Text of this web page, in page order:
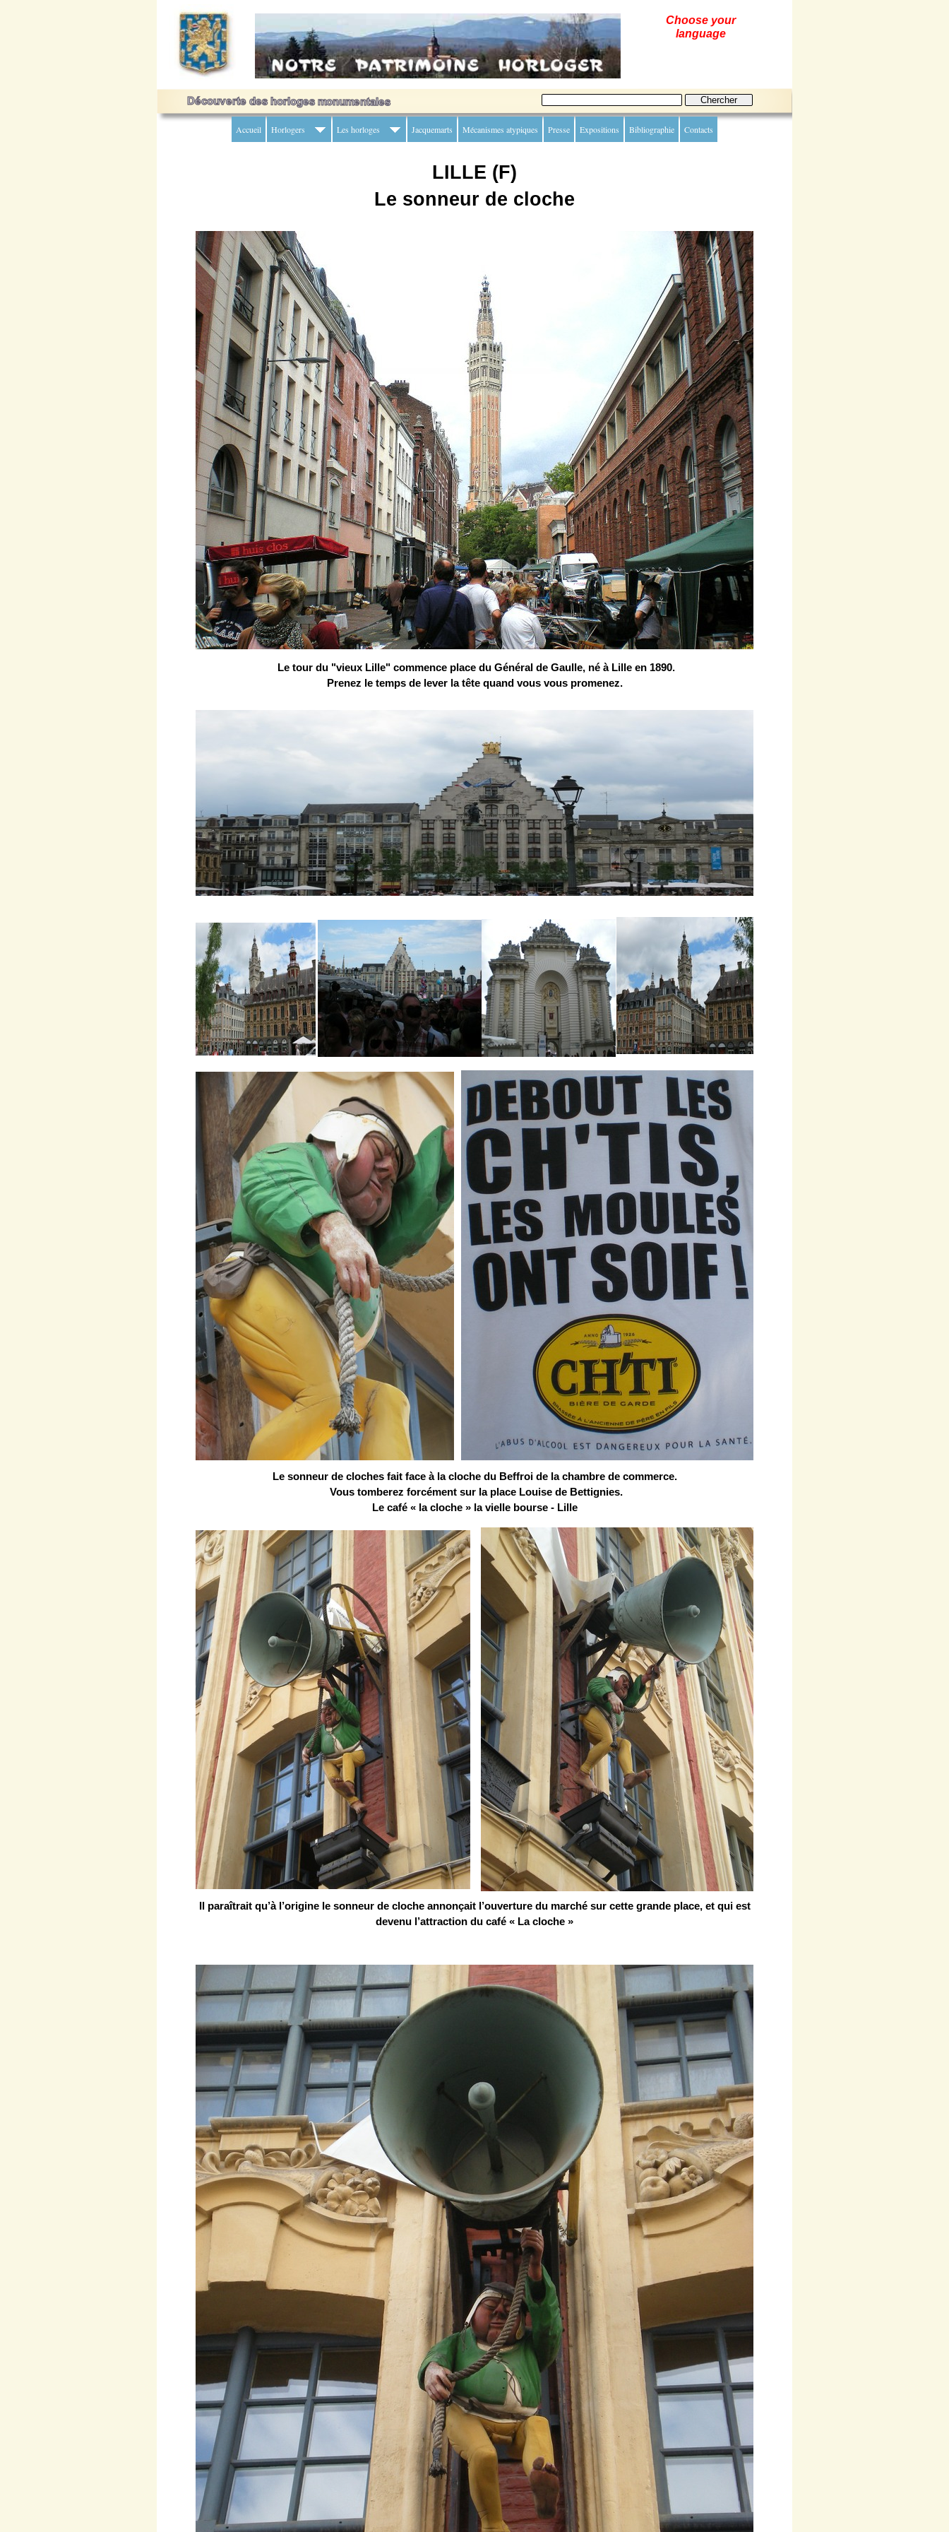
Accueil Horlogers Les horloges Jacquemarts Mécanismes atypiques Presse Expositions Bibliographie Contacts
Choose your
language
Le tour du "vieux Lille" commence place du Général de Gaulle, né à Lille en 1890.
Prenez le temps de lever la tête quand vous vous promenez.
Le sonneur de cloches fait face à la cloche du Beffroi de la chambre de commerce.
Vous tomberez forcément sur la place Louise de Bettignies.
Le café « la cloche » la vielle bourse - Lille
Il paraîtrait qu’à l’origine le sonneur de cloche annonçait l’ouverture du marché sur cette grande place, et qui est
devenu l’attraction du café « La cloche »
LILLE (F)
Le sonneur de cloche